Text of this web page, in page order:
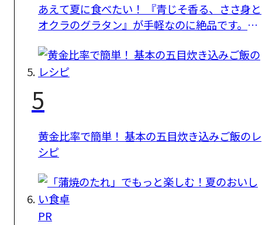
あえて夏に食べたい！ 『青じそ香る、ささ身と
オクラのグラタン』が手軽なのに絶品です。
5
黄金比率で簡単！ 基本の五目炊き込みご飯のレ
シピ
PR